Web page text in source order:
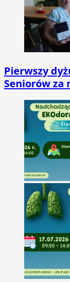
Pierwszy
Seniorów za